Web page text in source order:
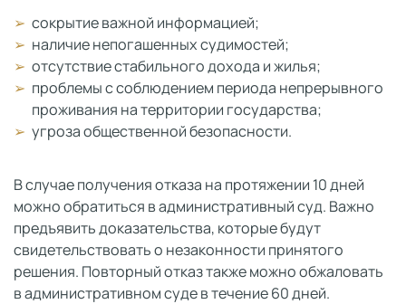
сокрытие важной информацией;
наличие непогашенных судимостей;
отсутствие стабильного дохода и жилья;
проблемы с соблюдением периода непрерывного
проживания на территории государства;
угроза общественной безопасности.
В случае получения отказа на протяжении 10 дней
можно обратиться в административный суд. Важно
предъявить доказательства, которые будут
свидетельствовать о незаконности принятого
решения. Повторный отказ также можно обжаловать
в административном суде в течение 60 дней.